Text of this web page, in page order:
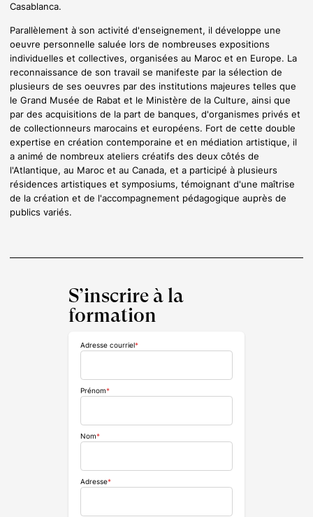
Casablanca.
Parallèlement à son activité d'enseignement, il développe une
oeuvre personnelle saluée lors de nombreuses expositions
individuelles et collectives, organisées au Maroc et en Europe. La
reconnaissance de son travail se manifeste par la sélection de
plusieurs de ses oeuvres par des institutions majeures telles que
le Grand Musée de Rabat et le Ministère de la Culture, ainsi que
par des acquisitions de la part de banques, d'organismes privés et
de collectionneurs marocains et européens. Fort de cette double
expertise en création contemporaine et en médiation artistique, il
a animé de nombreux ateliers créatifs des deux côtés de
l'Atlantique, au Maroc et au Canada, et a participé à plusieurs
résidences artistiques et symposiums, témoignant d'une maîtrise
de la création et de l'accompagnement pédagogique auprès de
publics variés.
S’inscrire à la
formation
Adresse courriel*
Prénom*
Nom*
Adresse*